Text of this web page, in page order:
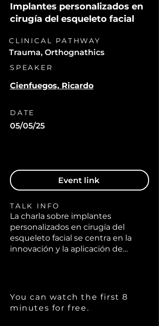
Implantes personalizados en
cirugía del esqueleto facial
CLINICAL PATHWAY
Trauma, Orthognathics
SPEAKER
Cienfuegos, Ricardo
DATE
05/05/25
Event link
TALK INFO
La charla sobre implantes
personalizados en cirugía del
esqueleto facial se centra en la
innovación y la aplicación de
exploran las ventajas de utilizar
implantes diseñados
You can watch the first 8
minutes for free.